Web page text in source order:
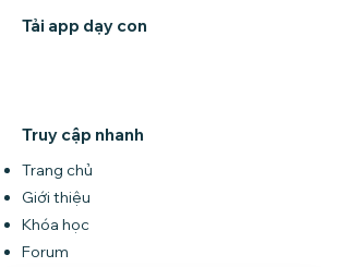
Tải app dạy con
Truy cập nhanh
Trang chủ
Giới thiệu
Khóa học
Forum